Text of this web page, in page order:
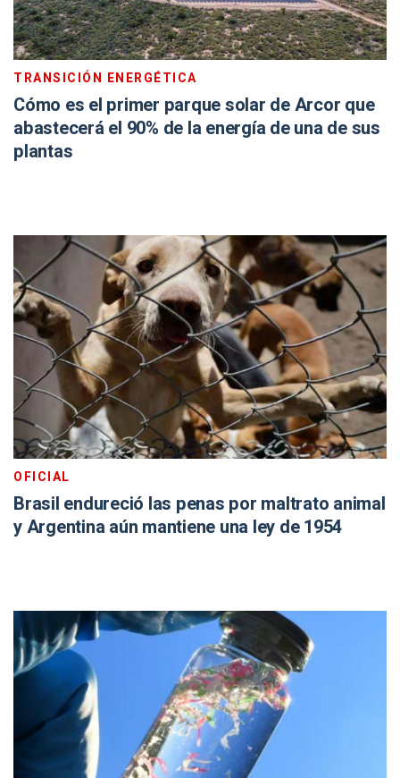
TRANSICIÓN ENERGÉTICA
Cómo es el primer parque solar de Arcor que
abastecerá el 90% de la energía de una de sus
plantas
OFICIAL
Brasil endureció las penas por maltrato animal
y Argentina aún mantiene una ley de 1954